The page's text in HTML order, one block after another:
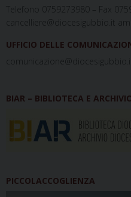
Telefono 0759273980 – Fax
cancelliere@diocesigubbio.it
UFFICIO DELLE
comunicazione@diocesigubbio.it
BIAR – BIBLIOTECA E
PICCOLACCOGLIENZA